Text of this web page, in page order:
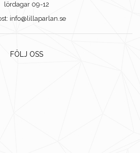
lördagar 09-12
info@lillaparlan.se
FÖLJ OSS